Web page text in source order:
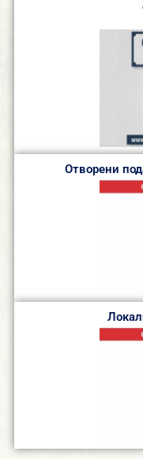
Отворени